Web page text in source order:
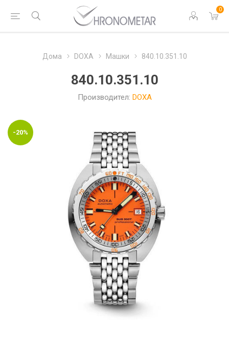
0
Дома DOXA Машки 840.10.351.10
840.10.351.10
Производител: DOXA
-20%